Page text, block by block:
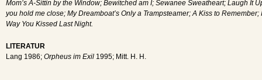
Mom’s A-Sittin by the Window; Bewitched am I; Sewanee Sweatheart; Laugh It
you hold me close; My Dreamboat’s Only a Trampsteamer; A Kiss to Remember;
Way You Kissed Last Night.
LITERATUR
Lang 1986; Orpheus im Exil 1995; Mitt. H. H.